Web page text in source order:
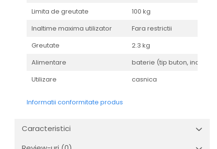
Limita de greutate
100 kg
Inaltime maxima utilizator
Fara restrictii
Greutate
2.3 kg
Alimentare
baterie (tip buton, inclusa)
Utilizare
casnica
Informatii conformitate produs
Caracteristici